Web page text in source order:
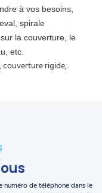
à vos besoins,
spirale
la couverture, le
etc.
numéro de téléphone dans le